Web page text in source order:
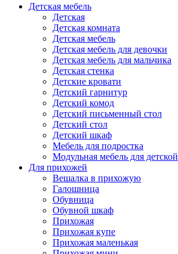
Детская мебель
Детская
Детская комната
Детская мебель
Детская мебель для девочки
Детская мебель для мальчика
Детская стенка
Детские кровати
Детский гарнитур
Детский комод
Детский письменный стол
Детский стол
Детский шкаф
Мебель для подростка
Модульная мебель для детской
Для прихожей
Вешалка в прихожую
Галошница
Обувница
Обувной шкаф
Прихожая
Прихожая купе
Прихожая маленькая